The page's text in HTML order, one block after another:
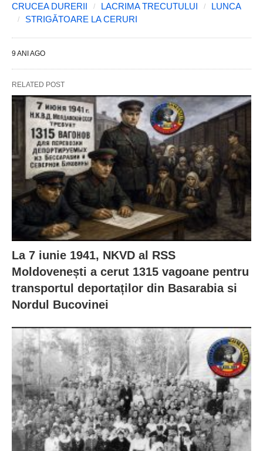
CRUCEA DURERII LACRIMA TRECUTULUI
LUNCA
STRIGĂTOARE LA CERURI
9 ANI AGO
RELATED POST
La 7 iunie 1941, NKVD al RSS
Moldovenești a cerut 1315 vagoane pentru
transportul deportaților din Basarabia si
Nordul Bucovinei